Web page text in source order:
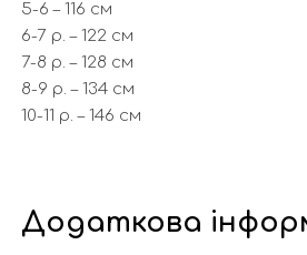
5-6 – 116 см
6-7 р. – 122 см
7-8 р. – 128 см
8-9 р. – 134 см
10-11 р. – 146 см
Додаткова